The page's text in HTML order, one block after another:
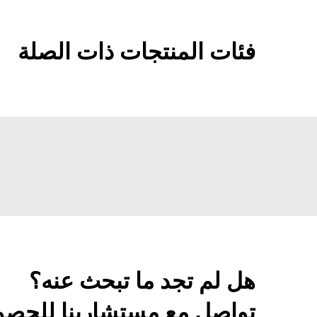
فئات المنتجات ذات الصلة
هل لم تجد ما تبحث عنه؟